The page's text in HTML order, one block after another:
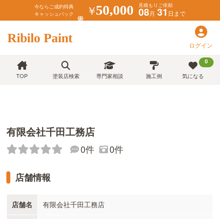
今ならご成約特典
キャッシュバック
￥50,000 見積もりご依頼
08月 31日まで
Ribilo Paint ログイン
TOP 塗装店検索 専門家相談 施工例
0
気になる
有限会社千田工務店
0件 0件
店舗情報
店舗名 有限会社千田工務店